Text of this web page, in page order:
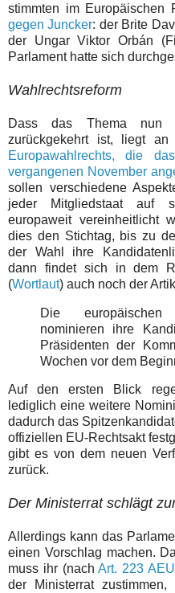
stimmten im Europäischen
gegen Juncker: der Brite
der Ungar Viktor Orbán
Parlament hatte sich
Wahlrechtsreform
Dass das Thema nun
zurückgekehrt ist, liegt
Europawahlrechts, die
vergangenen November
sollen verschiedene
jeder Mitgliedstaat auf
europaweit vereinheitlicht
dies den Stichtag, bis zu
der Wahl ihre
dann findet sich in dem
(Wortlaut) auch noch der
Die
nominieren ihre
Präsidenten der
Wochen vor dem
Auf den ersten Blick
lediglich eine weitere
dadurch das
offiziellen EU-Rechtsakt
gibt es von dem neuen
zurück.
Der Ministerrat schlägt
Allerdings kann das
einen Vorschlag machen.
muss ihr (nachArt. 223
der Ministerrat